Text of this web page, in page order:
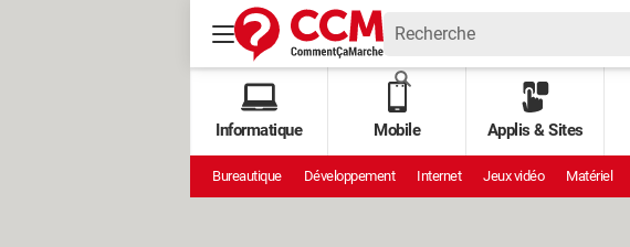
Informatique Mobile Applis & Sites
Bureautique Développement Internet Jeux vidéo Matériel